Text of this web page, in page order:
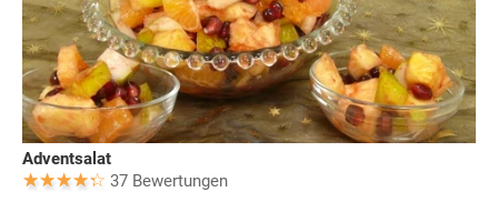
Adventsalat
37 Bewertungen